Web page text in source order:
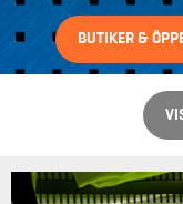
BUTIKER &